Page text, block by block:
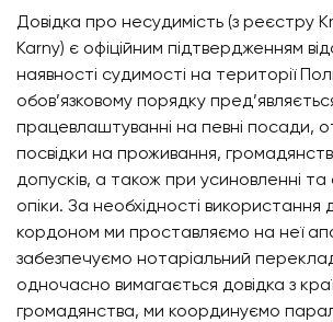
Довідка про несудимість (з реєстру
Karny) є офіційним підтвердженням
наявності судимості на території
обов’язковому порядку
працевлаштуванні на певні посади,
посвідки на проживання,
допусків, а також при усиновленні
опіки. За необхідності використання
кордоном ми проставляємо на неї
забезпечуємо нотаріальний
одночасно вимагається довідка з
громадянства, ми координуємо